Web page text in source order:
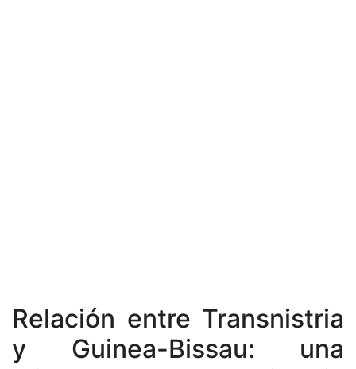
Relación entre Transnistria
y Guinea-Bissau: una